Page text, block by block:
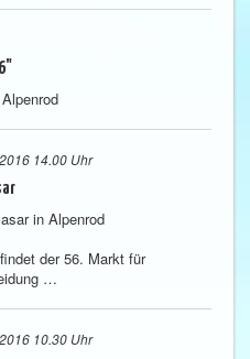
14.00 Uhr
in Alpenrod
der 56. Markt für
…
10.30 Uhr